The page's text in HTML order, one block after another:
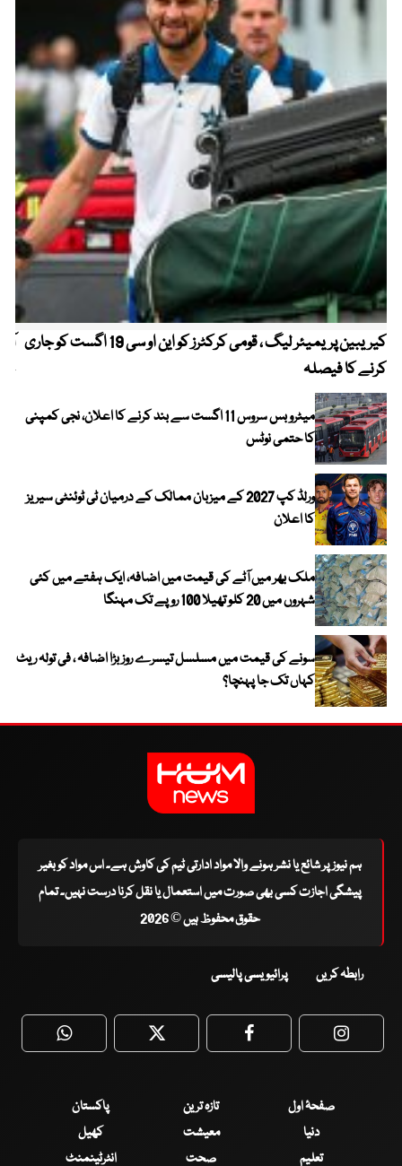
کیریبین پریمیئر لیگ ، قومی کرکٹرز کو این او سی 19 اگست کو جاری
کرنے کا فیصلہ
میٹرو بس سروس 11 اگست سے بند کرنے کا اعلان، نجی کمپنی
کا حتمی نوٹس
ورلڈ کپ 2027 کے میزبان ممالک کے درمیان ٹی ٹوئنٹی سیریز
کا اعلان
ملک بھر میں آٹے کی قیمت میں اضافہ، ایک ہفتے میں کئی
شہروں میں 20 کلو تھیلا 100 روپے تک مہنگا
سونے کی قیمت میں مسلسل تیسرے روز بڑا اضافہ ، فی تولہ ریٹ
کہاں تک جا پہنچا؟
ہم نیوز پر شائع یا نشر ہونے والا مواد ادارتی ٹیم کی کاوش ہے۔ اس مواد کو بغیر
پیشگی اجازت کسی بھی صورت میں استعمال یا نقل کرنا درست نہیں۔ تمام
حقوق محفوظ ہیں © 2026
رابطہ کریں پرائیویسی پالیسی
WhatsApp Twitter Facebook
صفحۂ اول تازہ ترین
پاکستان
دنیا
معیشت
کھیل
تعلیم
صحت انٹرٹینمنٹ